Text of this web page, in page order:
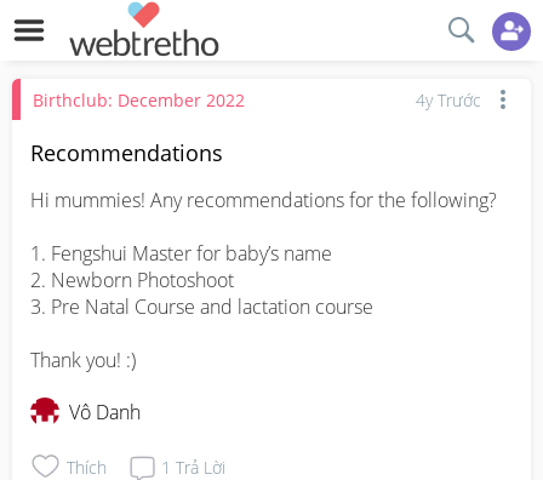
Birthclub: December 2022 4y Trước
Recommendations
Hi mummies! Any recommendations for the following?
1. Fengshui Master for baby’s name
2. Newborn Photoshoot
3. Pre Natal Course and lactation course
Thank you! :)
Vô Danh
Thích 1 Trả Lời